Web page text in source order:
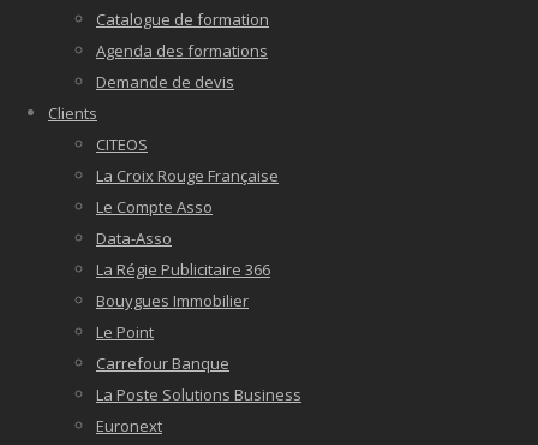
Catalogue de formation
Agenda des formations
Demande de devis
Clients
CITEOS
La Croix Rouge Française
Le Compte Asso
Data-Asso
La Régie Publicitaire 366
Bouygues Immobilier
Le Point
Carrefour Banque
La Poste Solutions Business
Euronext